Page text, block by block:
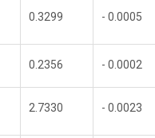
0.3299 - 0.0005
0.2356 - 0.0002
2.7330 - 0.0023